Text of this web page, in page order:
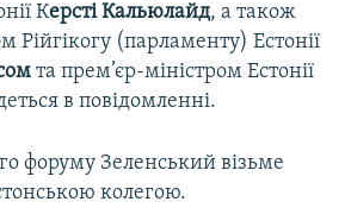
Керсті Кальюлайд, а також
Рійгікогу (парламенту) Естонії
та прем’єр-міністром Естонії
в повідомленні.
форуму Зеленський візьме
колегою.